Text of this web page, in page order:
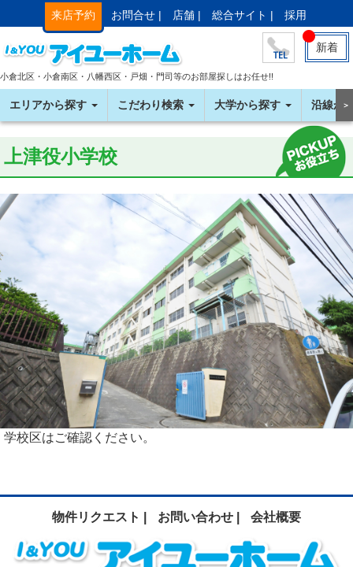
来店予約 お問合せ | 店舗 | 総合サイト | 採用
新着
小倉北区・小倉南区・八幡西区・戸畑・門司等のお部屋探しはお任せ!!
エリアから探す こだわり検索 大学から探す 沿線か＞
上津役小学校
学校区はご確認ください。
物件リクエスト | お問い合わせ | 会社概要